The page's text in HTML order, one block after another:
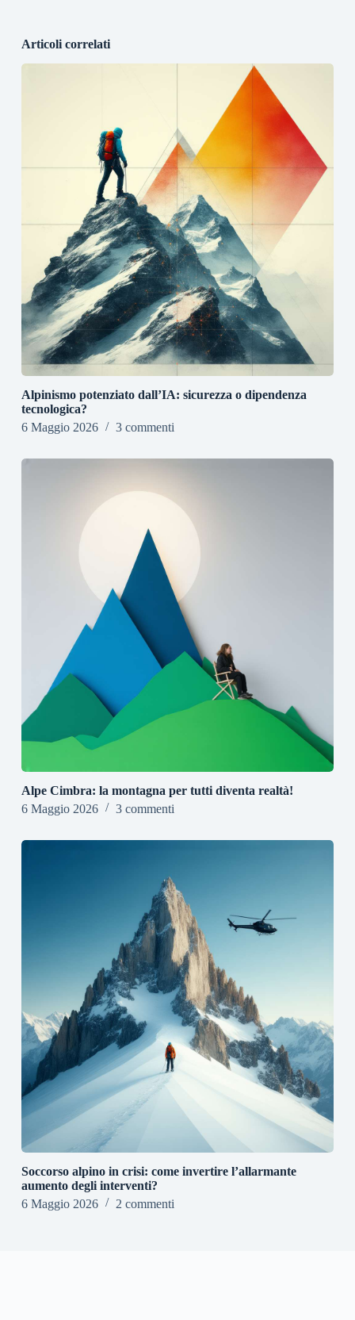
Articoli correlati
Alpinismo potenziato dall’IA: sicurezza o dipendenza
tecnologica?
6 Maggio 2026
3 commenti
Alpe Cimbra: la montagna per tutti diventa realtà!
6 Maggio 2026
3 commenti
Soccorso alpino in crisi: come invertire l’allarmante
aumento degli interventi?
6 Maggio 2026
2 commenti